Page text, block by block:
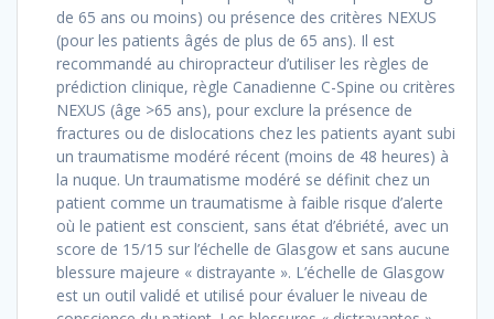
de 65 ans ou moins) ou présence des critères NEXUS
(pour les patients âgés de plus de 65 ans). Il est
recommandé au chiropracteur d’utiliser les règles de
prédiction clinique, règle Canadienne C-Spine ou critères
NEXUS (âge >65 ans), pour exclure la présence de
fractures ou de dislocations chez les patients ayant subi
un traumatisme modéré récent (moins de 48 heures) à
la nuque. Un traumatisme modéré se définit chez un
patient comme un traumatisme à faible risque d’alerte
où le patient est conscient, sans état d’ébriété, avec un
score de 15/15 sur l’échelle de Glasgow et sans aucune
blessure majeure « distrayante ». L’échelle de Glasgow
est un outil validé et utilisé pour évaluer le niveau de